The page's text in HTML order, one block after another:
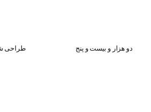
بیست و پنج